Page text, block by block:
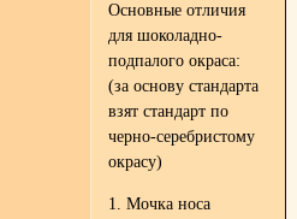
Основные отличия
для шоколадно-
подпалого окраса:
(за основу стандарта
взят стандарт по
черно-серебристому
окрасу)
1. Мочка носа